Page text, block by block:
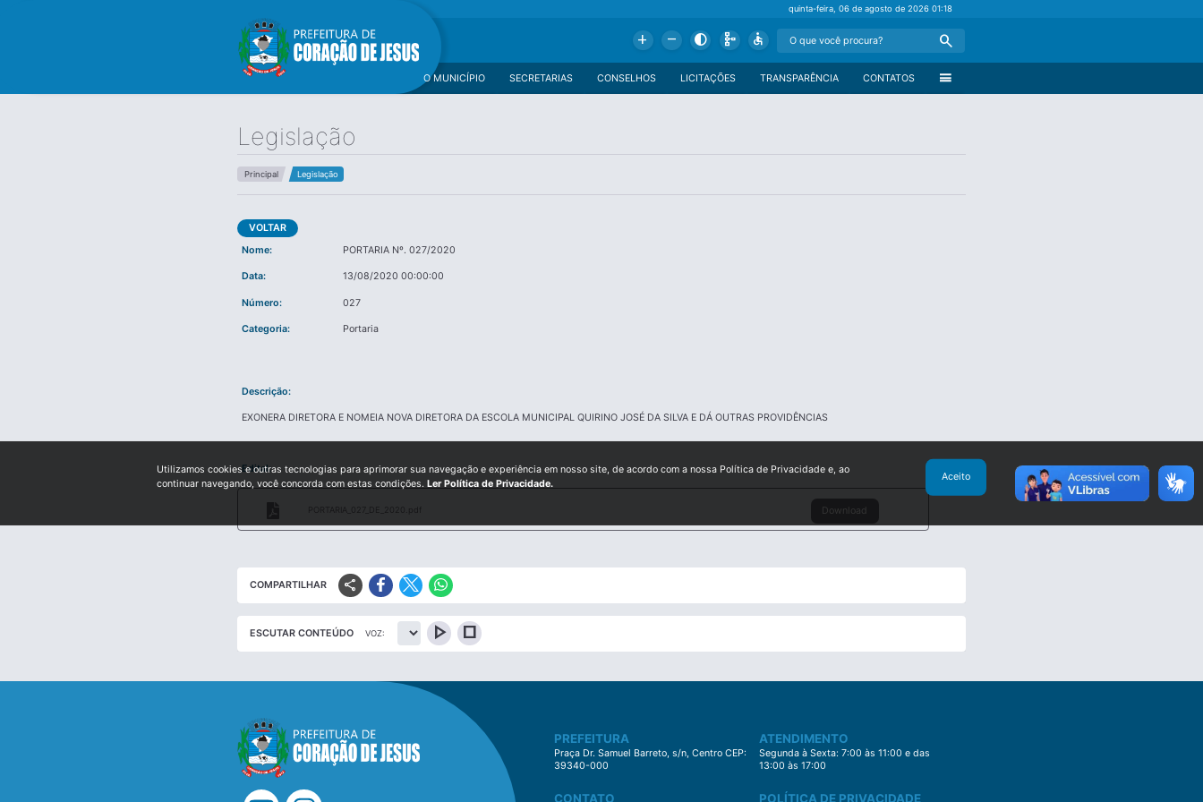
quinta-feira, 06 de agosto de 202601:18
Add Remove Contrast Schema Accessible Search
menu
CONTATOS
TRANSPARÊNCIA
LICITAÇÕES
CONSELHOS
SECRETARIAS
O MUNICÍPIO
Legislação
Principal Legislação
VOLTAR
Nome:
PORTARIA Nº. 027/2020
Data: 13/08/2020 00:00:00
Número: 027
Categoria: Portaria
Descrição:
EXONERA DIRETORA E NOMEIA NOVA DIRETORA DA ESCOLA MUNICIPAL QUIRINO JOSÉ DA SILVA E DÁ OUTRAS PROVIDÊNCIAS
Edital:
PORTARIA_027_DE_2020.pdf Download
COMPARTILHAR share
ESCUTAR CONTEÚDO VOZ: play_arrow stop
PREFEITURA
Praça Dr. Samuel Barreto, s/n, Centro CEP:
39340-000
ATENDIMENTO
Segunda à Sexta: 7:00 às 11:00 e das
13:00 às 17:00
CONTATO POLÍTICA DE PRIVACIDADE
Utilizamos cookies e outras tecnologias para aprimorar sua navegação e experiência em nosso site, de acordo com a nossa Política de Privacidade e, ao
continuar navegando, você concorda com estas condições. Ler Política de Privacidade.
Aceito